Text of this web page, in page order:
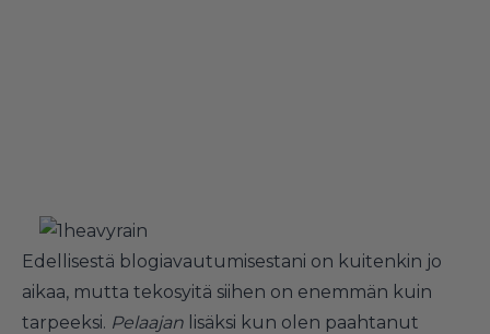
Edellisestä blogiavautumisestani on kuitenkin jo
aikaa, mutta tekosyitä siihen on enemmän kuin
tarpeeksi. Pelaajan lisäksi kun olen paahtanut